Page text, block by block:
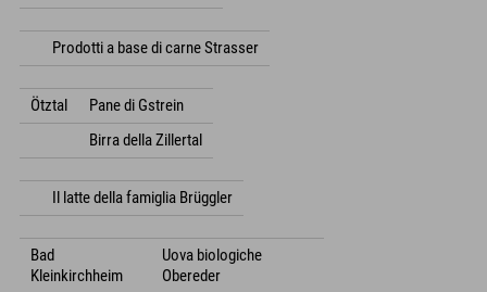
Prodotti a base di carne Strasser
Ötztal
Pane di Gstrein
Birra della Zillertal
Il latte della famiglia Brüggler
Bad
Kleinkirchheim
Uova biologiche
Obereder